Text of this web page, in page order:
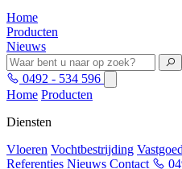
Home
Producten
Nieuws
0492 - 534 596
Home Producten
Diensten
Vloeren Vochtbestrijding
Referenties Nieuws Contact